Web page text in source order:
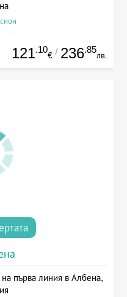
121.10
€ / 236.85
лв.
на първа линия в Албена,